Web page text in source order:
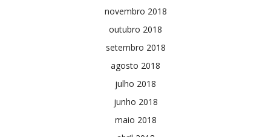
novembro 2018
outubro 2018
setembro 2018
agosto 2018
julho 2018
junho 2018
maio 2018